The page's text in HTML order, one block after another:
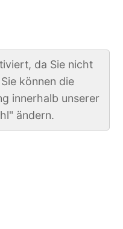
da Sie nicht
können die
innerhalb unserer
ändern.